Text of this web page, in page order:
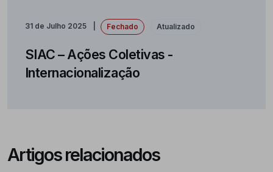
31 de Julho 2025 Fechado Atualizado
SIAC – Ações Coletivas -
Internacionalização
Artigos relacionados